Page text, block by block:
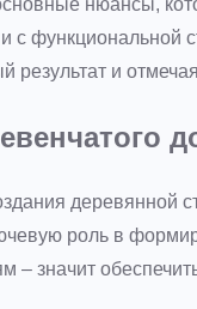
нюансы,
и с
результат и
деревянной
роль в
– значит